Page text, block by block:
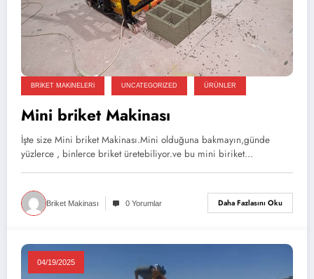
BRIKET MAKINELERI UNCATEGORIZED ÜRÜNLER
Mini briket Makinası
İşte size Mini briket Makinası.Mini olduğuna bakmayın,günde
yüzlerce , binlerce briket üretebiliyor.ve bu mini biriket…
Briket Makinası 0 Yorumlar Daha Fazlasını Oku
04/19/2025